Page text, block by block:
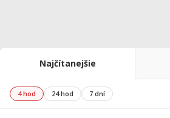
Najčítanejšie
4 hod 24 hod 7 dní